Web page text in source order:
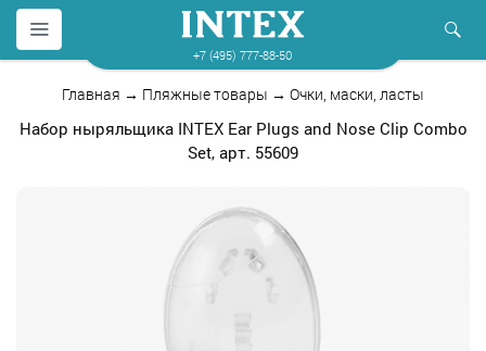
+7 (495) 777-88-50
Главная → Пляжные товары → Очки, маски, ласты
Набор ныряльщика INTEX Ear Plugs and Nose Clip Combo
Set, арт. 55609